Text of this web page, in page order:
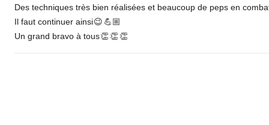
Des techniques très bien réalisées et beaucoup de peps en
Il faut continuer ainsi😉💪🏼
Un grand bravo à tous👏👏👏